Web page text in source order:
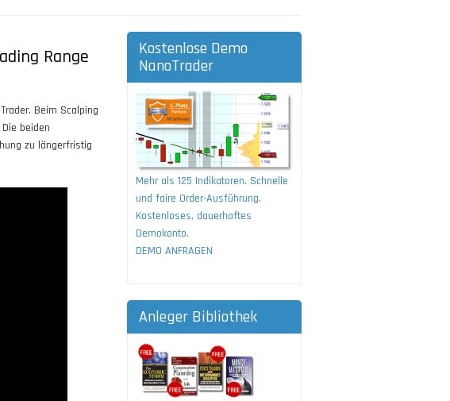
Range
Beim Scalping
beiden
zu längerfristig
Kostenlose Demo
NanoTrader
Mehr als 125 Indikatoren. Schnelle
und faire Order-Ausführung.
Kostenloses, dauerhaftes
Demokonto.
DEMO ANFRAGEN
Anleger Bibliothek